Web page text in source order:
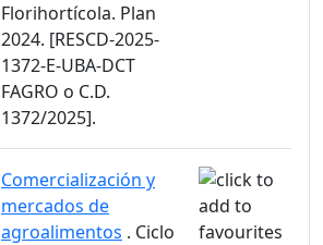
Florihortícola. Plan
2024. [RESCD-2025-
1372-E-UBA-DCT
FAGRO o C.D.
1372/2025].
Comercialización y
mercados de
agroalimentos . Ciclo